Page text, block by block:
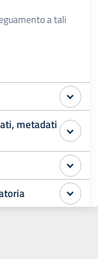
a tali
metadati